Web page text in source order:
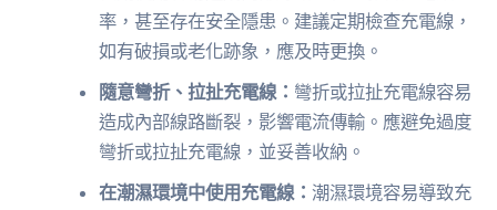
率，甚至存在安全隱患。建議定期檢查充電線，
如有破損或老化跡象，應及時更換。
隨意彎折、拉扯充電線： 彎折或拉扯充電線容易
造成內部線路斷裂，影響電流傳輸。應避免過度
彎折或拉扯充電線，並妥善收納。
在潮濕環境中使用充電線：潮濕環境容易導致充